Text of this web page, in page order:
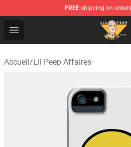
FREE shipping on
Open menu
Lil Peep Store - Official Lil
Accueil/Lil Peep Affaires